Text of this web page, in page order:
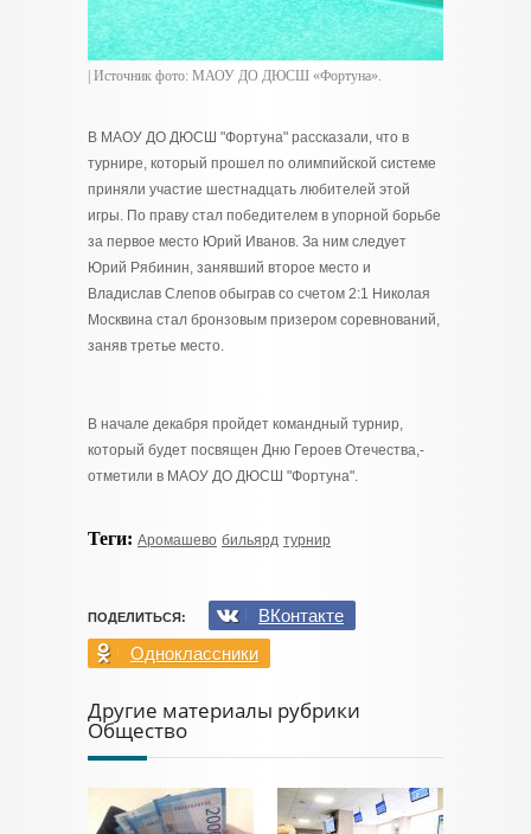
| Источник фото: МАОУ ДО ДЮСШ «Фортуна».
В МАОУ ДО ДЮСШ "Фортуна" рассказали, что в
турнире, который прошел по олимпийской системе
приняли участие шестнадцать любителей этой
игры. По праву стал победителем в упорной борьбе
за первое место Юрий Иванов. За ним следует
Юрий Рябинин, занявший второе место и
Владислав Слепов обыграв со счетом 2:1 Николая
Москвина стал бронзовым призером соревнований,
заняв третье место.
В начале декабря пройдет командный турнир,
который будет посвящен Дню Героев Отечества,-
отметили в МАОУ ДО ДЮСШ "Фортуна".
Теги: Аромашево бильярд турнир
ПОДЕЛИТЬСЯ:
ВКонтакте
Одноклассники
Другие материалы рубрики
Общество